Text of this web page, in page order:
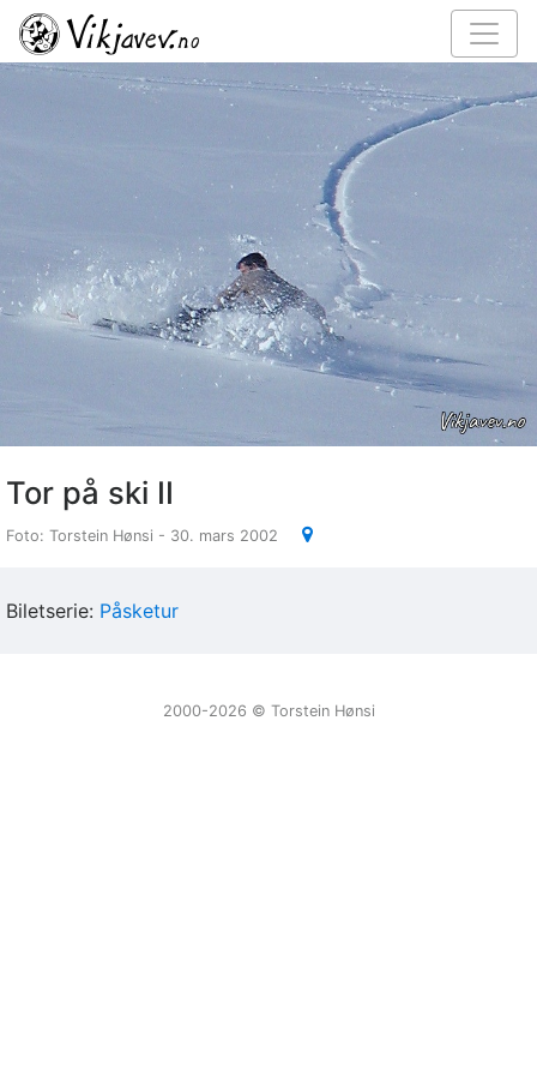
Tor på ski II
Foto: Torstein Hønsi - 30. mars 2002
Biletserie: Påsketur
2000-2026 ©️ Torstein Hønsi